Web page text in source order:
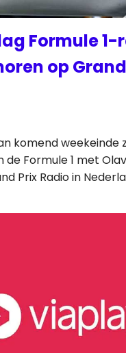
Formule 1-
op
komend weekeinde
de Formule 1 met
Prix Radio in